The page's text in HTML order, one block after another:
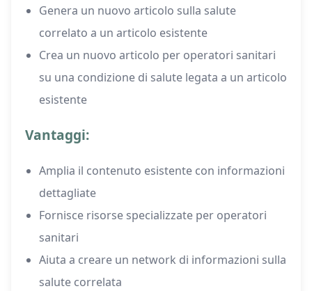
Genera un nuovo articolo sulla salute
correlato a un articolo esistente
Crea un nuovo articolo per operatori sanitari
su una condizione di salute legata a un articolo
esistente
Vantaggi:
Amplia il contenuto esistente con informazioni
dettagliate
Fornisce risorse specializzate per operatori
sanitari
Aiuta a creare un network di informazioni sulla
salute correlata